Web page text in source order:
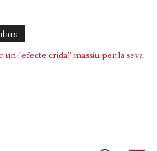
“efecte crida” massiu per la seva